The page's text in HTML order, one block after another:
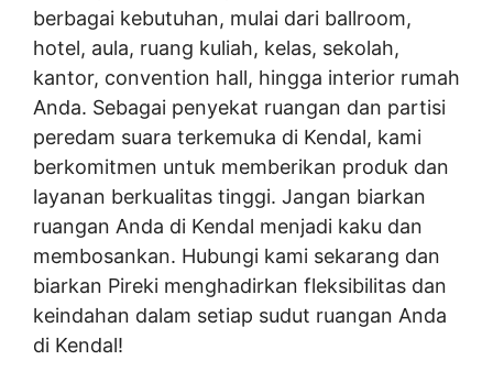
berbagai kebutuhan, mulai dari ballroom,
hotel, aula, ruang kuliah, kelas, sekolah,
kantor, convention hall, hingga interior rumah
Anda. Sebagai penyekat ruangan dan partisi
peredam suara terkemuka di Kendal, kami
berkomitmen untuk memberikan produk dan
layanan berkualitas tinggi. Jangan biarkan
ruangan Anda di Kendal menjadi kaku dan
membosankan. Hubungi kami sekarang dan
biarkan Pireki menghadirkan fleksibilitas dan
keindahan dalam setiap sudut ruangan Anda
di Kendal!